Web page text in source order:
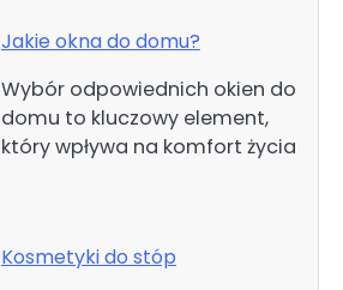
Jakie okna do domu?
Wybór odpowiednich okien do
domu to kluczowy element,
który wpływa na komfort życia
Kosmetyki do stóp